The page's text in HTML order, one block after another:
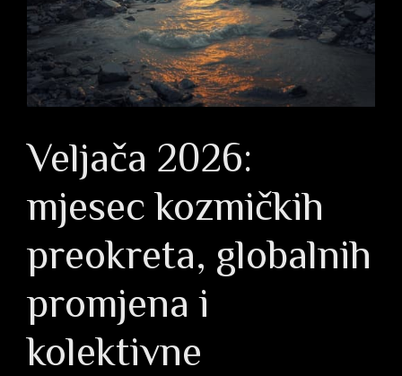
Veljača 2026:
mjesec kozmičkih
preokreta, globalnih
promjena i
kolektivne